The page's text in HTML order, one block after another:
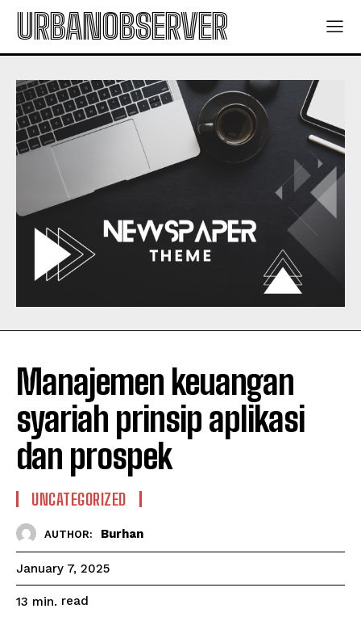
URBANOBSERVER
Manajemen keuangan
syariah prinsip aplikasi
dan prospek
UNCATEGORIZED
AUTHOR: Burhan
January 7, 2025
13 min. read